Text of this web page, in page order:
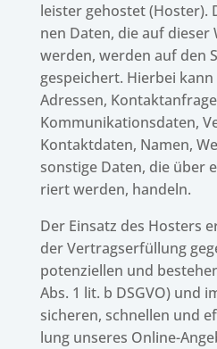
leis­ter gehos­tet (Hoster).
nen Daten, die auf dieser
werden, werden auf den
gespei­chert. Hier­bei kann
Adres­sen,
Kommu­ni­ka­ti­ons­da­ten,
Kontakt­da­ten, Namen,
sons­tige Daten, die über
riert werden, handeln.
Der Einsatz des Hosters
der Vertrags­er­fül­lung
poten­zi­el­len und
Abs. 1 lit. b DSGVO) und
siche­ren, schnel­len und
lung unse­res Online-